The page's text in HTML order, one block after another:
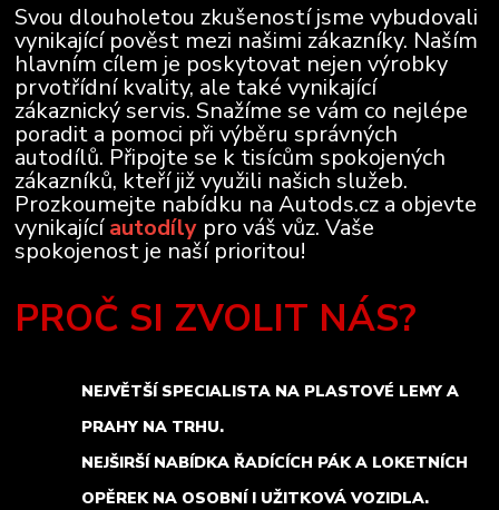
Svou dlouholetou zkušeností jsme vybudovali
vynikající pověst mezi našimi zákazníky. Naším
hlavním cílem je poskytovat nejen výrobky
prvotřídní kvality, ale také vynikající
zákaznický servis. Snažíme se vám co nejlépe
poradit a pomoci při výběru správných
autodílů. Připojte se k tisícům spokojených
zákazníků, kteří již využili našich služeb.
Prozkoumejte nabídku na Autods.cz a objevte
vynikajícíautodíly pro váš vůz. Vaše
spokojenost je naší prioritou!
PROČ SI ZVOLIT NÁS?
NEJVĚTŠÍ SPECIALISTA NA PLASTOVÉ LEMY A
PRAHY NA TRHU.
NEJŠIRŠÍ NABÍDKA ŘADÍCÍCH PÁK A LOKETNÍCH
OPĚREK NA OSOBNÍ I UŽITKOVÁ VOZIDLA.